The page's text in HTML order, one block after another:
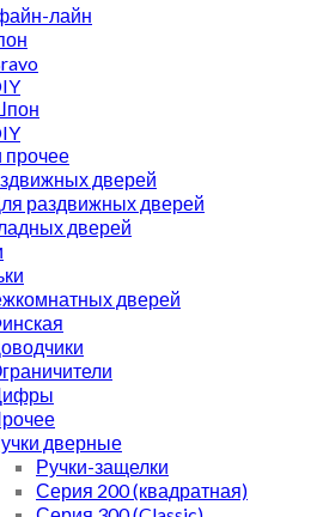
лайн
прочее
дверей
раздвижных дверей
дверей
дверей
дверные
Ручки-защелки
Серия 200 (квадратная)